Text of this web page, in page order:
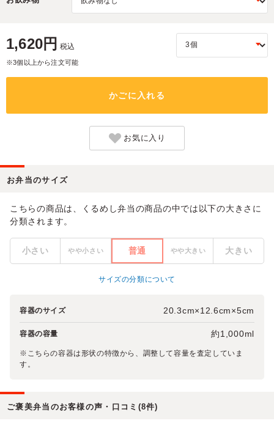
1,620円 税込
※3個以上から注文可能
かごに入れる
お気に入り
お弁当のサイズ
こちらの商品は、くるめし弁当の商品の中では以下の大きさに
分類されます。
小さい やや小さい 普通 やや大きい 大きい
サイズの分類について
容器のサイズ 20.3cm×12.6cm×5cm
容器の容量 約1,000ml
※こちらの容器は形状の特徴から、調整して容量を査定していま
す。
ご褒美弁当のお客様の声・口コミ(8件)